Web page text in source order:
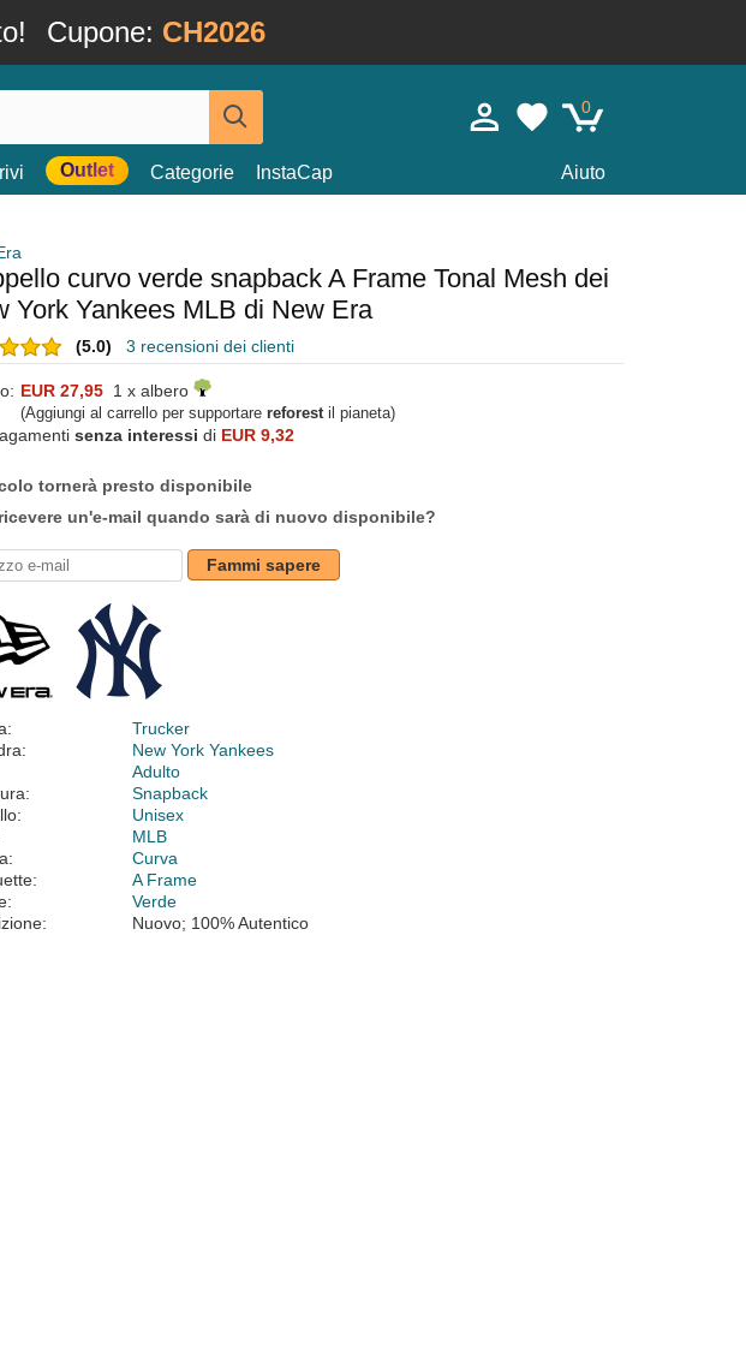
Cupone: CH2026
0
Outlet Categorie InstaCap Aiuto
curvo verde snapback A Frame Tonal Mesh dei
York Yankees MLB di New Era
(5.0) 3 recensioni dei clienti
EUR 27,95 1 x albero
(Aggiungi al carrello per supportare reforestil pianeta)
senza interessi di EUR 9,32
tornerà presto disponibile
un'e-mail quando sarà di nuovo disponibile?
Fammi sapere
Trucker
New York Yankees
Adulto
Snapback
Unisex
MLB
Curva
A Frame
Verde
Nuovo; 100% Autentico